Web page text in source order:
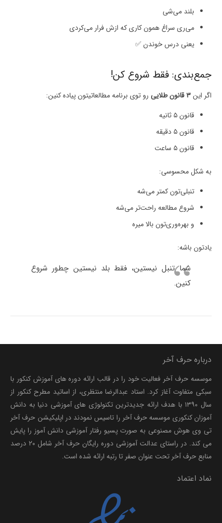
بلند می‌شی
می‌ری سراغ همون کاری که ازش فرار می‌کردی
یعنی درس خوندن ✅
جمع‌بندی: فقط شروع کن!
اگر این۳ قانون طلایی
رو توی برنامه مطالعاتیتون پیاده کنین:
قانون ۵ ثانیه
قانون ۵ دقیقه
قانون ۵ ساعت
به شکل محسوسی:
تنبلی‌تون کمتر می‌شه
شروع مطالعه راحت‌تر می‌شه
و بهره‌وری‌تون بالا میره
یادتون باشه:
شما تنبل نیستین، فقط بلد نیستین چطور شروع
کنین.
درباره حرف آخر
موسسه حرف آخر فعالیت خود را در قالب ارائه دوره های آموزش کنکور با
سبکی متفاوت آغاز کرد. استاد عبدالرضا منتظری، از اساتید مطرح کنکور از
سال ۱۳۹۰ با هدف ارائه جدیدترین تکنولوژی های آموزشی دنیا به دانش
آموزان کنکوری موسسه حرف آخر را تاسیس نمودند در اپلیکیشن حرف آخر
تی وی هوش مصنوعی به صورت پسیو رفتار آموزشی دانش آموز را پایش
می کند. در راستای عدالت آموزشی دوره رایگان حرف آخر شامل ۲۰ درصد
منابع حرف آخر تحت عنوان صفر تا رتبه ارائه شده است.
نماد اعتماد